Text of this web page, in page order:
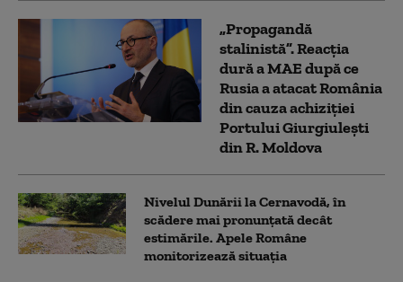
„Propagandă
stalinistă”. Reacția
dură a MAE după ce
Rusia a atacat România
din cauza achiziției
Portului Giurgiulești
din R. Moldova
Nivelul Dunării la Cernavodă, în
scădere mai pronunțată decât
estimările. Apele Române
monitorizează situația